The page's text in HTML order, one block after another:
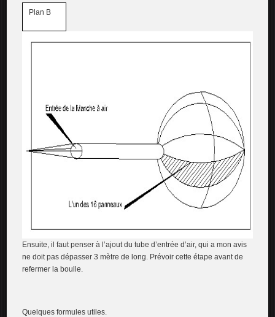
Plan B
Ensuite, il faut penser à l’ajout du tube d’entrée d’air, qui a mon avis
ne doit pas dépasser 3 mètre de long. Prévoir cette étape avant de
refermer la boulle.
Quelques formules utiles.